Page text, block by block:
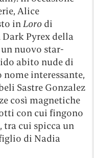
Alice
inLoro di
Pyrex della
nuovo star-
abito nude di
nome interessante,
Sastre Gonzalez
così magnetiche
con cui fingono
cui spicca un
di Nadia